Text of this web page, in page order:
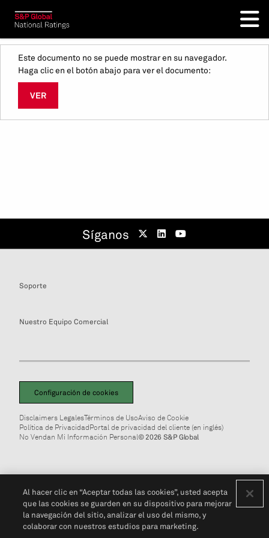
Este documento no se puede mostrar en su navegador.
Haga clic en el botón abajo para ver el documento:
VER
Síganos
Soporte
Nuestro Equipo Comercial
Configuración de cookies
Disclaimers LegalesTérminos de UsoAviso de Cookie
Política de PrivacidadPortal de privacidad del cliente (en inglés)
No Vendan Mi Información Personal© 2026 S&P Global
Al hacer clic en “Aceptar todas las cookies”, usted acepta
que las cookies se guarden en su dispositivo para mejorar
la navegación del sitio, analizar el uso del mismo, y
colaborar con nuestros estudios para marketing.